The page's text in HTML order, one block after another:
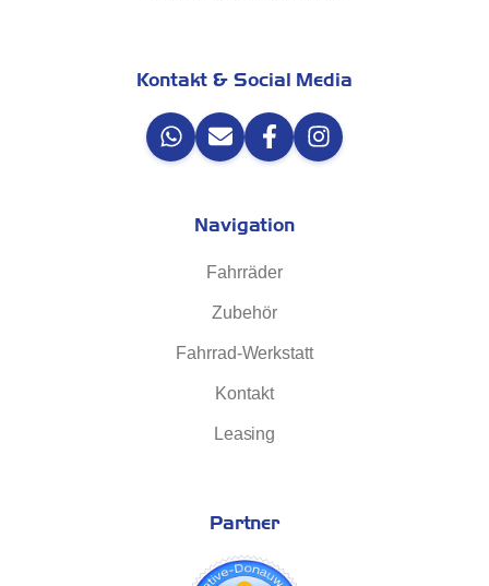
Kontakt & Social Media
Navigation
Fahrräder
Zubehör
Fahrrad-Werkstatt
Kontakt
Leasing
Partner